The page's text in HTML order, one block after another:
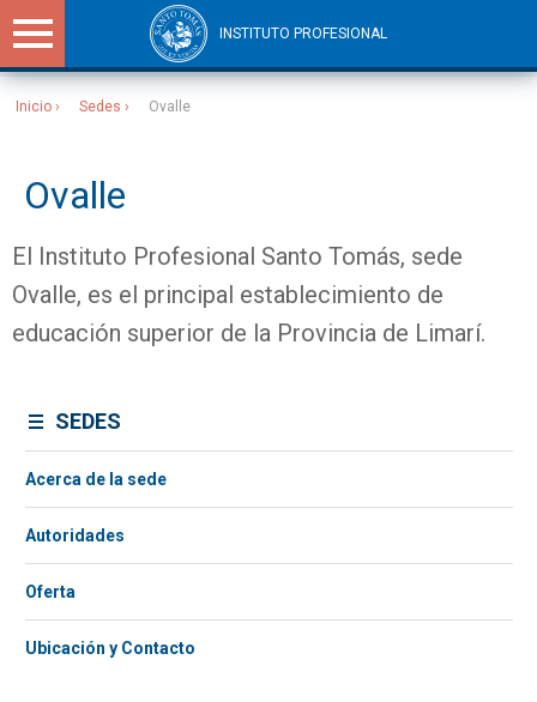
INSTITUTO PROFESIONAL
Inicio Sedes Ovalle
Ovalle
El Instituto Profesional Santo Tomás, sede
Ovalle, es el principal establecimiento de
educación superior de la Provincia de Limarí.
SEDES
Acerca de la sede
Autoridades
Oferta
Ubicación y Contacto